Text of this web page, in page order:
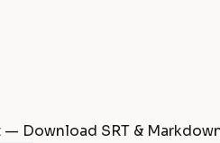
— Download SRT &